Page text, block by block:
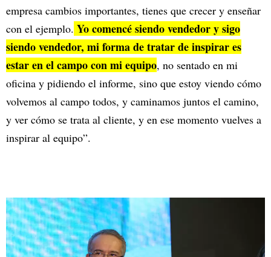
empresa cambios importantes, tienes que crecer y enseñar
con el ejemplo. Yo comencé siendo vendedor y sigo
siendo vendedor, mi forma de tratar de inspirar es
estar en el campo con mi equipo, no sentado en mi
oficina y pidiendo el informe, sino que estoy viendo cómo
volvemos al campo todos, y caminamos juntos el camino,
y ver cómo se trata al cliente, y en ese momento vuelves a
inspirar al equipo”.